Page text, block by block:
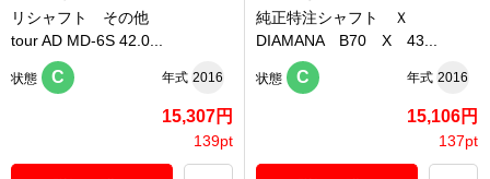
リシャフト その他
tour AD MD-6S 42.0...
状態 C 年式 2016
15,307円
139pt
純正特注シャフト Ｘ
DIAMANA B70 X 43...
状態 C 年式 2016
15,106円
137pt